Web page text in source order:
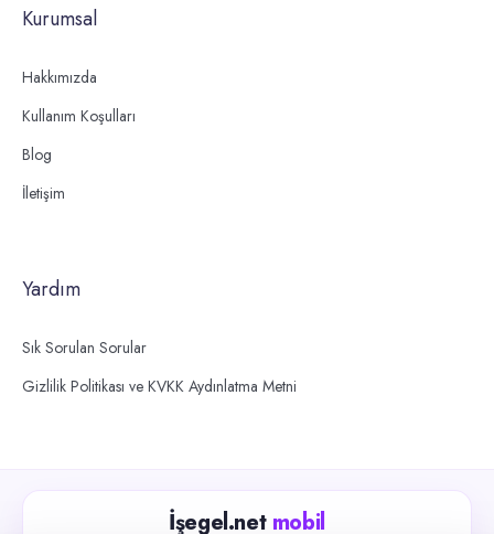
Kurumsal
Hakkımızda
Kullanım Koşulları
Blog
İletişim
Yardım
Sık Sorulan Sorular
Gizlilik Politikası ve KVKK Aydınlatma Metni
İşegel.net mobil